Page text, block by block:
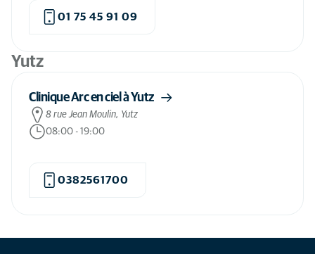
01 75 45 91 09
Yutz
Clinique Arc en ciel à Yutz
8 rue Jean Moulin, Yutz
08:00 - 19:00
0382561700